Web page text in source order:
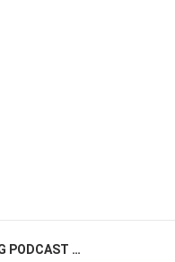
LETZTE FOLGE - HIN & WEG PODCAST (HUW)